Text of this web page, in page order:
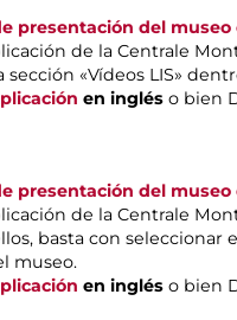
presentación del
de la Centrale
sección «Vídeos LIS»
en inglés o bien
presentación del museo
de la Centrale
basta con seleccionar
museo.
en inglés o bien